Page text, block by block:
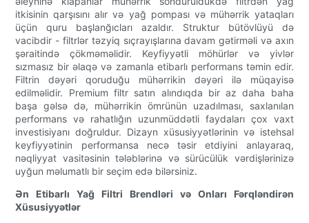
itkisinin qarşısını alır və yağ pompası və mühərrik yataqları
üçün quru başlanğıcları azaldır. Struktur bütövlüyü də
vacibdir - filtrlər təzyiq sıçrayışlarına davam gətirməli və axın
şəraitində çökməməlidir. Keyfiyyətli möhürlər və yivlər
sızmasız bir əlaqə və zamanla etibarlı performans təmin edir.
Filtrin dəyəri qoruduğu mühərrikin dəyəri ilə müqayisə
edilməlidir. Premium filtr satın alındıqda bir az daha baha
başa gəlsə də, mühərrikin ömrünün uzadılması, saxlanılan
performans və rahatlığın uzunmüddətli faydaları çox vaxt
investisiyanı doğruldur. Dizayn xüsusiyyətlərinin və istehsal
keyfiyyətinin performansa necə təsir etdiyini anlayaraq,
nəqliyyat vasitəsinin tələblərinə və sürücülük vərdişlərinizə
uyğun məlumatlı bir seçim edə bilərsiniz.
Ən Etibarlı Yağ Filtri Brendləri və Onları Fərqləndirən
Xüsusiyyətlər